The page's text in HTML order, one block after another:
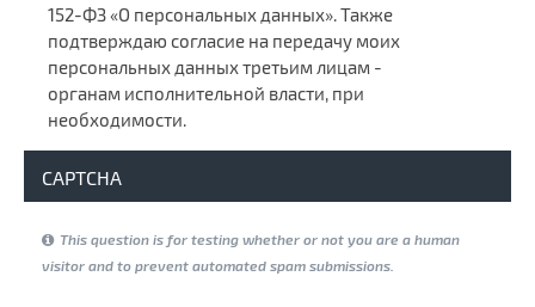
152-ФЗ «О персональных данных». Также
подтверждаю согласие на передачу моих
персональных данных третьим лицам -
органам исполнительной власти, при
необходимости.
Условия обработки*
CAPTCHA
This question is for testing whether or not you are a human
visitor and to prevent automated spam submissions.